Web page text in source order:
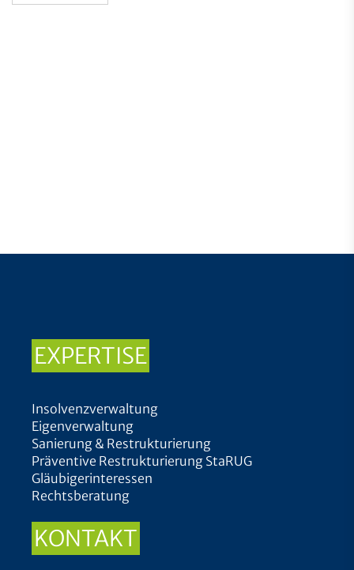
EXPERTISE
Insolvenzverwaltung
Eigenverwaltung
Sanierung & Restrukturierung
Präventive Restrukturierung StaRUG
Gläubigerinteressen
Rechtsberatung
KONTAKT